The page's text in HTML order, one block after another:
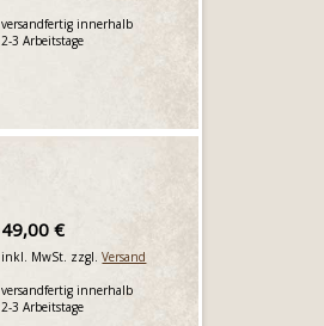
versandfertig innerhalb
2-3 Arbeitstage
49,00 €
inkl. MwSt. zzgl.Versand
versandfertig innerhalb
2-3 Arbeitstage